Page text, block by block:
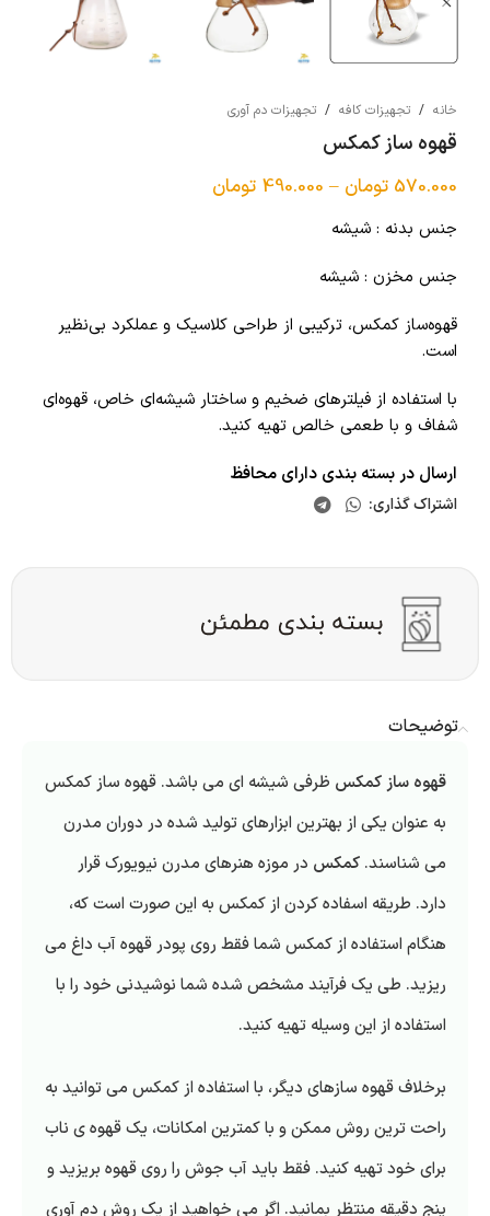
خانه / تجهیزات کافه / تجهیزات دم آوری
قهوه ساز کمکس
570.000 تومان –
490.000 تومان
جنس بدنه : شیشه
جنس مخزن : شیشه
قهوه‌ساز کمکس، ترکیبی از طراحی کلاسیک و عملکرد بی‌نظیر
است.
با استفاده از فیلترهای ضخیم و ساختار شیشه‌ای خاص، قهوه‌ای
شفاف و با طعمی خالص تهیه کنید.
ارسال در بسته بندی دارای محافظ
اشتراک گذاری:
توضیحات
قهوه ساز کمکس ظرفی شیشه ای می باشد. قهوه ساز کمکس
به عنوان یکی از بهترین ابزارهای تولید شده در دوران مدرن
می شناسند. کمکس در موزه هنرهای مدرن نیویورک قرار
دارد. طریقه اسفاده کردن از کمکس به این صورت است که،
هنگام استفاده از کمکس شما فقط روی پودر قهوه آب داغ می
ریزید. طی یک فرآیند مشخص شده شما نوشیدنی خود را با
استفاده از این وسیله تهیه کنید.
برخلاف قهوه سازهای دیگر، با استفاده از کمکس می توانید به
راحت ترین روش ممکن و با کمترین امکانات، یک قهوه ی ناب
برای خود تهیه کنید. فقط باید آب جوش را روی قهوه بریزید و
پنج دقیقه منتظر بمانید. اگر می خواهید از یک روش دم آوری